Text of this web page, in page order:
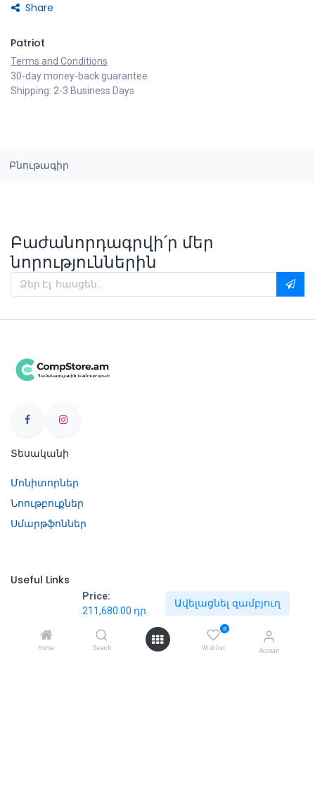
Price:
211,680.00 դր.
Ավելացնել զամբյուղ
Home Search
0
Wishlist Account
Share
Patriot
Terms and Conditions
30-day money-back guarantee
Shipping: 2-3 Business Days
Բնութագիր
Բաժանորդագրվի՛ր մեր
նորություններին
Տեսականի
Մոնիտորներ
Նոութբուքներ
Սմարթֆոններ
Useful Links
Պայմաններ և դրույթներ